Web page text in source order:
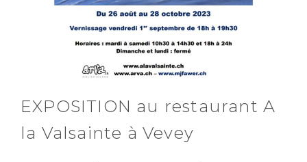
EXPOSITION au restaurant A
la Valsainte à Vevey